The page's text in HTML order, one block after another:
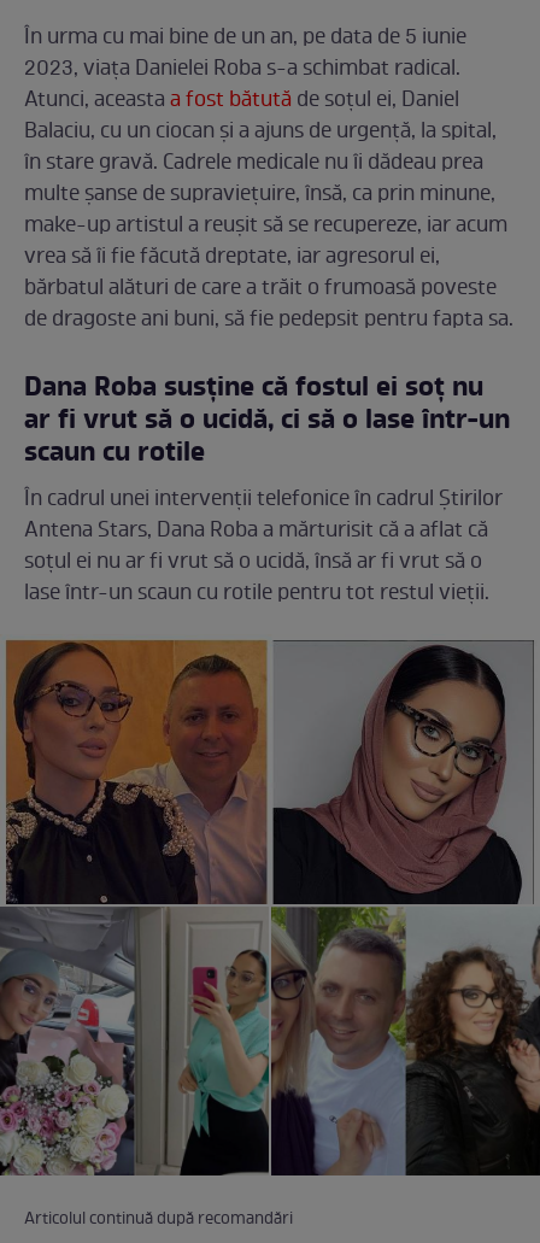
În urma cu mai bine de un an, pe data de 5 iunie
2023, viața Danielei Roba s-a schimbat radical.
Atunci, aceastaa fost bătută de soțul ei, Daniel
Balaciu, cu un ciocan și a ajuns de urgență, la spital,
în stare gravă. Cadrele medicale nu îi dădeau prea
multe șanse de supraviețuire, însă, ca prin minune,
make-up artistul a reușit să se recupereze, iar acum
vrea să îi fie făcută dreptate, iar agresorul ei,
bărbatul alături de care a trăit o frumoasă poveste
de dragoste ani buni, să fie pedepsit pentru fapta sa.
Dana Roba susține că fostul ei soț nu
ar fi vrut să o ucidă, ci să o lase într-un
scaun cu rotile
În cadrul unei intervenții telefonice în cadrul Știrilor
Antena Stars, Dana Roba a mărturisit că a aflat că
soțul ei nu ar fi vrut să o ucidă, însă ar fi vrut să o
lase într-un scaun cu rotile pentru tot restul vieții.
Articolul continuă după recomandări